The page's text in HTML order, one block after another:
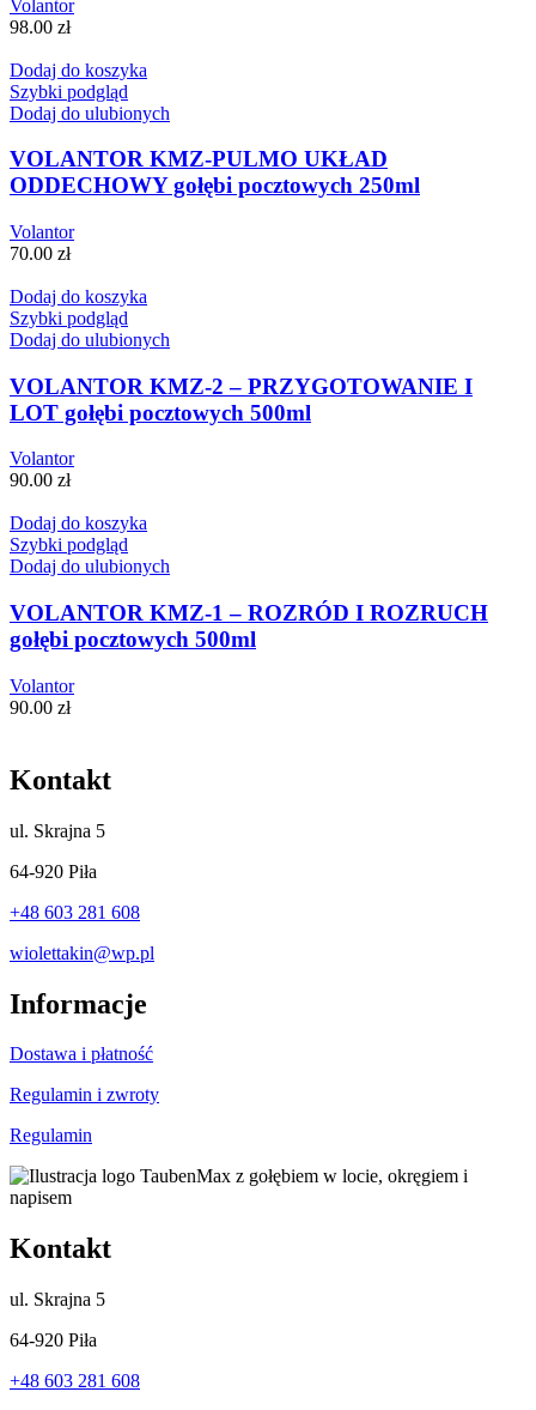
Volantor
98.00 zł
Dodaj do koszyka
Szybki podgląd
Dodaj do ulubionych
VOLANTOR KMZ-PULMO UKŁAD
ODDECHOWY gołębi pocztowych 250ml
Volantor
70.00 zł
Dodaj do koszyka
Szybki podgląd
Dodaj do ulubionych
VOLANTOR KMZ-2 – PRZYGOTOWANIE I
LOT gołębi pocztowych 500ml
Volantor
90.00 zł
Dodaj do koszyka
Szybki podgląd
Dodaj do ulubionych
VOLANTOR KMZ-1 – ROZRÓD I ROZRUCH
gołębi pocztowych 500ml
Volantor
90.00 zł
Kontakt
ul. Skrajna 5
64-920 Piła
+48 603 281 608
wiolettakin@wp.pl
Informacje
Dostawa i płatność
Regulamin i zwroty
Regulamin
Kontakt
ul. Skrajna 5
64-920 Piła
+48 603 281 608